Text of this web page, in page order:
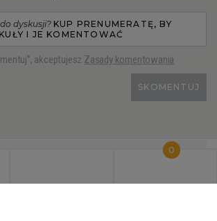
dyskusji? KUP PRENUMERATĘ, BY
I JE KOMENTOWAĆ
akceptujesz Zasady komentowania
SKOMENTUJ
0